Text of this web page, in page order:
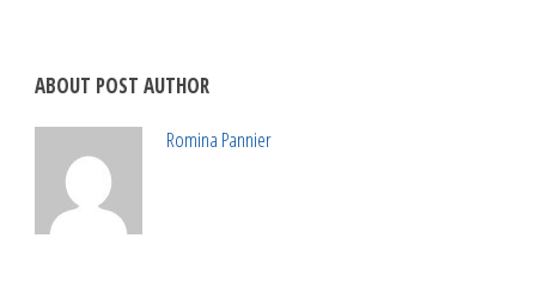
ABOUT POST AUTHOR
Romina Pannier